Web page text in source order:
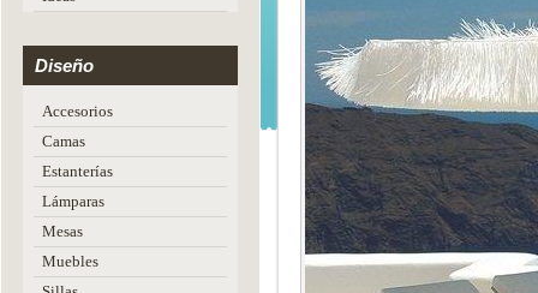
Diseño
Accesorios
Camas
Estanterías
Lámparas
Mesas
Muebles